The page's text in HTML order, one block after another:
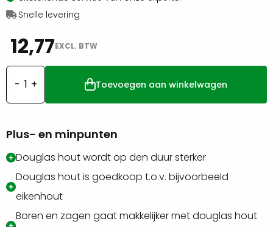
Snelle levering
12,77EXCL. BTW
Douglas
plank
aantal
Toevoegen aan winkelwagen
Plus- en minpunten
Douglas hout wordt op den duur sterker
Douglas hout is goedkoop t.o.v. bijvoorbeeld
eikenhout
Boren en zagen gaat makkelijker met douglas hout